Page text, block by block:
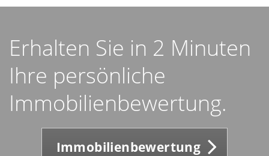
Erhalten Sie in 2 Minuten
Ihre persönliche
Immobilienbewertung.
Immobilienbewertung